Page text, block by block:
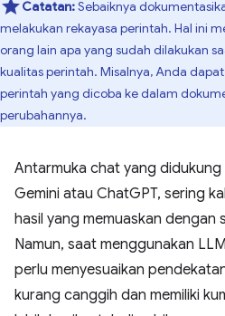
Catatan:Sebaiknya
melakukan rekayasa perintah. Hal ini
orang lain apa yang sudah dilakukan
kualitas perintah. Misalnya, Anda
perintah yang dicoba ke dalam
perubahannya.
Antarmuka chat yang
Gemini atau ChatGPT, sering
hasil yang memuaskan dengan
Namun, saat menggunakan
perlu menyesuaikan
kurang canggih dan memiliki